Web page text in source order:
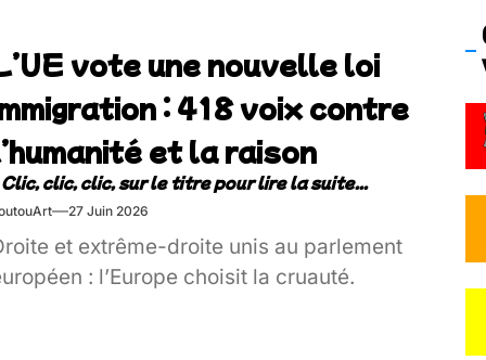
vote une nouvelle loi
: 418 voix contre
et la raison
27 Juin 2026
et extrême-droite unis au parlement
: l’Europe choisit la cruauté.